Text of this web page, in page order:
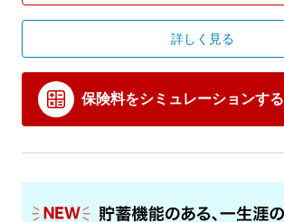
詳しく見る
保険料をシミュレーションする